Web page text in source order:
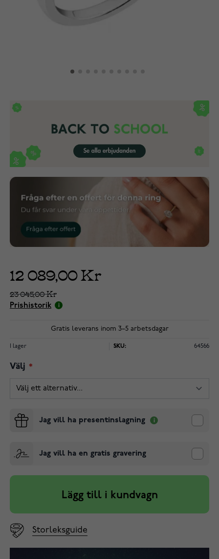
12 089,00 Kr
23 045,00 Kr
Prishistorik
Gratis leverans inom 3–5 arbetsdagar
I lager SKU: 64566
Välj
Jag vill ha presentinslagning
Jag vill ha en gratis gravering
Lägg till i kundvagn
Storleksguide